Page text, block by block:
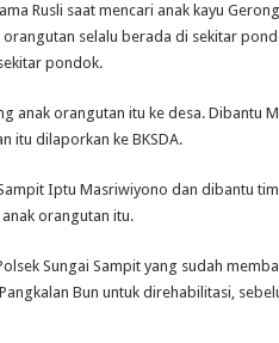
Rusli saat mencari anak kayu
orangutan selalu berada di sekitar
pondok.
anak orangutan itu ke desa. Dibantu
itu dilaporkan ke BKSDA.
Iptu Masriwiyono dan dibantu
orangutan itu.
Sungai Sampit yang sudah
Bun untuk direhabilitasi,